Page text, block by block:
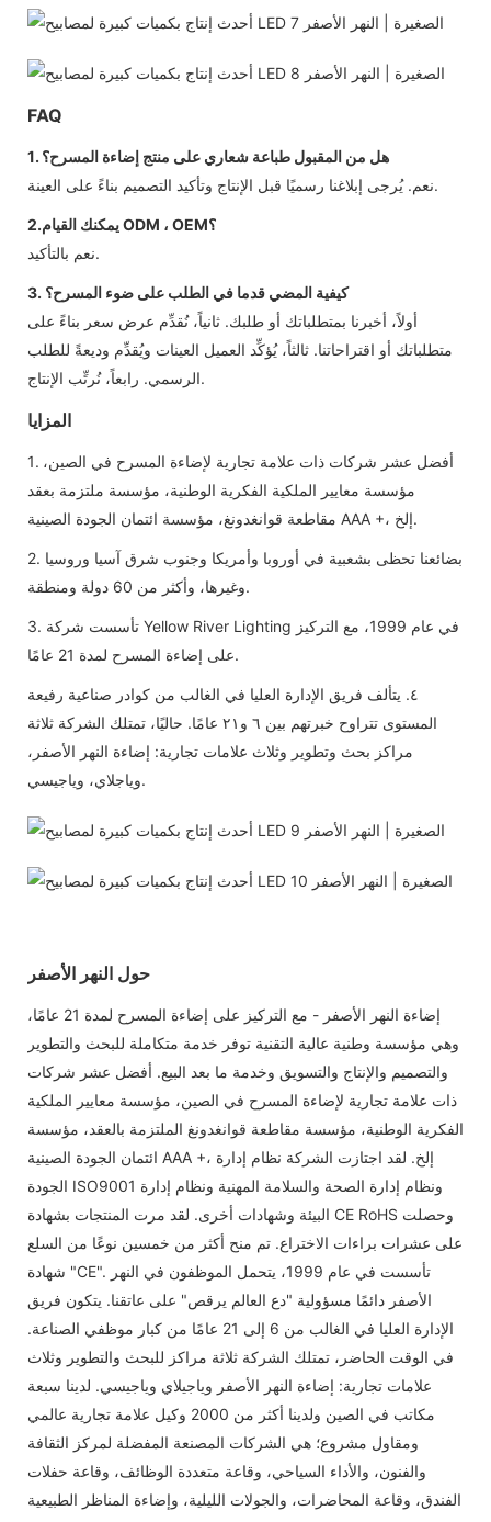
FAQ
1. هل من المقبول طباعة شعاري على منتج إضاءة المسرح؟
نعم. يُرجى إبلاغنا رسميًا قبل الإنتاج وتأكيد التصميم بناءً على العينة.
2.يمكنك القيام ODM ، OEM؟
نعم بالتأكيد.
3. كيفية المضي قدما في الطلب على ضوء المسرح؟
أولاً، أخبرنا بمتطلباتك أو طلبك. ثانياً، نُقدِّم عرض سعر بناءً على
متطلباتك أو اقتراحاتنا. ثالثاً، يُؤكِّد العميل العينات ويُقدِّم وديعةً للطلب
الرسمي. رابعاً، نُرتِّب الإنتاج.
المزايا
1. أفضل عشر شركات ذات علامة تجارية لإضاءة المسرح في الصين،
مؤسسة معايير الملكية الفكرية الوطنية، مؤسسة ملتزمة بعقد
مقاطعة قوانغدونغ، مؤسسة ائتمان الجودة الصينية AAA +، إلخ.
2. بضائعنا تحظى بشعبية في أوروبا وأمريكا وجنوب شرق آسيا وروسيا
وغيرها، وأكثر من 60 دولة ومنطقة.
3. تأسست شركة Yellow River Lighting في عام 1999، مع التركيز
على إضاءة المسرح لمدة 21 عامًا.
٤. يتألف فريق الإدارة العليا في الغالب من كوادر صناعية رفيعة
المستوى تتراوح خبرتهم بين ٦ و٢١ عامًا. حاليًا، تمتلك الشركة ثلاثة
مراكز بحث وتطوير وثلاث علامات تجارية: إضاءة النهر الأصفر،
وياجلاي، وياجيسي.
حول النهر الأصفر
إضاءة النهر الأصفر - مع التركيز على إضاءة المسرح لمدة 21 عامًا،
وهي مؤسسة وطنية عالية التقنية توفر خدمة متكاملة للبحث والتطوير
والتصميم والإنتاج والتسويق وخدمة ما بعد البيع. أفضل عشر شركات
ذات علامة تجارية لإضاءة المسرح في الصين، مؤسسة معايير الملكية
الفكرية الوطنية، مؤسسة مقاطعة قوانغدونغ الملتزمة بالعقد، مؤسسة
ائتمان الجودة الصينية AAA +، إلخ. لقد اجتازت الشركة نظام إدارة
الجودة ISO9001 ونظام إدارة الصحة والسلامة المهنية ونظام إدارة
البيئة وشهادات أخرى. لقد مرت المنتجات بشهادة CE RoHS وحصلت
على عشرات براءات الاختراع. تم منح أكثر من خمسين نوعًا من السلع
شهادة "CE". تأسست في عام 1999، يتحمل الموظفون في النهر
الأصفر دائمًا مسؤولية "دع العالم يرقص" على عاتقنا. يتكون فريق
الإدارة العليا في الغالب من 6 إلى 21 عامًا من كبار موظفي الصناعة.
في الوقت الحاضر، تمتلك الشركة ثلاثة مراكز للبحث والتطوير وثلاث
علامات تجارية: إضاءة النهر الأصفر وياجيلاي وياجيسي. لدينا سبعة
مكاتب في الصين ولدينا أكثر من 2000 وكيل علامة تجارية عالمي
ومقاول مشروع؛ هي الشركات المصنعة المفضلة لمركز الثقافة
والفنون، والأداء السياحي، وقاعة متعددة الوظائف، وقاعة حفلات
الفندق، وقاعة المحاضرات، والجولات الليلية، وإضاءة المناظر الطبيعية